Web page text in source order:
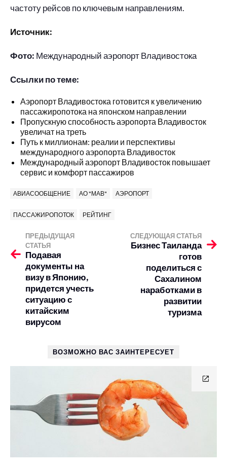
частоту рейсов по ключевым направлениям.
Источник:
Фото: Международный аэропорт Владивостока
Ссылки по теме:
Аэропорт Владивостока готовится к увеличению
пассажиропотока на японском направлении
Пропускную способность аэропорта Владивосток
увеличат на треть
Путь к миллионам: реалии и перспективы
международного аэропорта Владивосток
Международный аэропорт Владивосток повышает
сервис и комфорт пассажиров
АВИАСООБЩЕНИЕ АО "МАВ" АЭРОПОРТ
ПАССАЖИРОПОТОК РЕЙТИНГ
ПРЕДЫДУЩАЯ
СТАТЬЯ
Подавая
документы на
визу в Японию,
придется учесть
ситуацию с
китайским
вирусом
СЛЕДУЮЩАЯ СТАТЬЯ
Бизнес Таиланда
готов
поделиться с
Сахалином
наработками в
развитии
туризма
ВОЗМОЖНО ВАС ЗАИНТЕРЕСУЕТ